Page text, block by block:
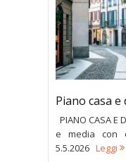
Piano casa
PIANO CASA E
e media con
5.5.2026 Leggi